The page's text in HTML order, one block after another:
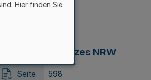
Seite 595
Gesetzes NRW
Seite 598
Hier finden Sie